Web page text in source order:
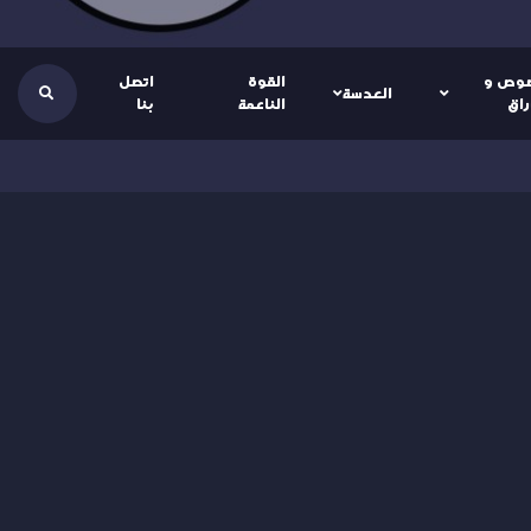
و
العدسة
القوة
الناعمة
اتصل
بنا